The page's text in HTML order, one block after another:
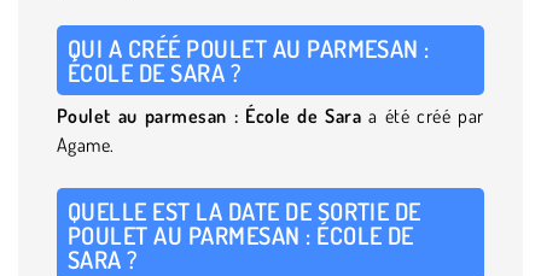
QUI A CRÉÉ POULET AU PARMESAN :
ÉCOLE DE SARA ?
Poulet au parmesan : École de Sara a été créé par
Agame.
QUELLE EST LA DATE DE SORTIE DE
POULET AU PARMESAN : ÉCOLE DE
SARA ?